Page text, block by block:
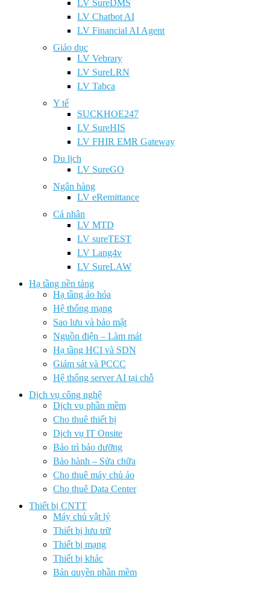
LV SureDMS
LV Chatbot AI
LV Financial AI Agent
Giáo dục
LV Vebrary
LV SureLRN
LV Tabca
Y tế
SUCKHOE247
LV SureHIS
LV FHIR EMR Gateway
Du lịch
LV SureGO
Ngân hàng
LV eRemittance
Cá nhân
LV MTD
LV sureTEST
LV Lang4v
LV SureLAW
Hạ tầng nền tảng
Hạ tầng ảo hóa
Hệ thống mạng
Sao lưu và bảo mật
Nguồn điện – Làm mát
Hạ tầng HCI và SDN
Giám sát và PCCC
Hệ thống server AI tại chỗ
Dịch vụ công nghệ
Dịch vụ phần mềm
Cho thuê thiết bị
Dịch vụ IT Onsite
Bảo trì bảo dưỡng
Bảo hành – Sửa chữa
Cho thuê máy chủ ảo
Cho thuê Data Center
Thiết bị CNTT
Máy chủ vật lý
Thiết bị lưu trữ
Thiết bị mạng
Thiết bị khác
Bản quyền phần mềm